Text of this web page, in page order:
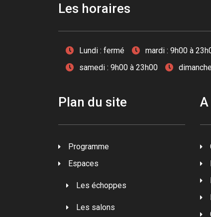
Les horaires
Lundi : fermé mardi : 9h00 à
samedi : 9h00 à 23h00
Plan du site
Programme
Espaces
Les échoppes
Les salons